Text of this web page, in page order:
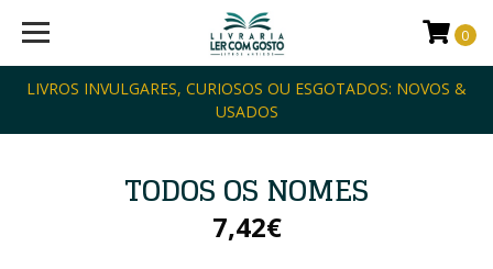
LIVROS INVULGARES, CURIOSOS OU ESGOTADOS: NOVOS &
USADOS
0
TODOS OS NOMES
7,42€